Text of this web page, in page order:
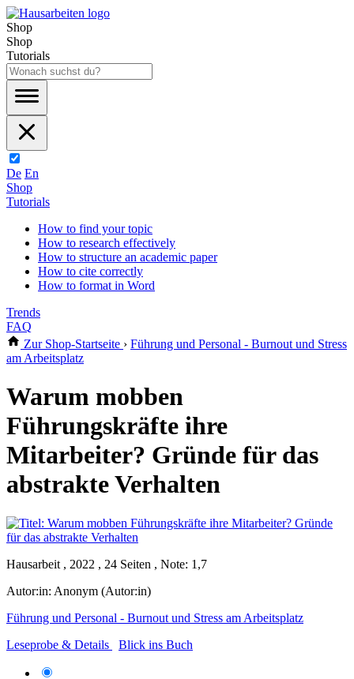
Shop
Shop
Tutorials
De En
Shop
Tutorials
How to find your topic
How to research effectively
How to structure an academic paper
How to cite correctly
How to format in Word
Trends
FAQ
Zur Shop-Startseite › Führung und Personal - Burnout und Stress
am Arbeitsplatz
Warum mobben
Führungskräfte ihre
Mitarbeiter? Gründe für das
abstrakte Verhalten
Hausarbeit , 2022 , 24 Seiten , Note: 1,7
Autor:in: Anonym (Autor:in)
Führung und Personal - Burnout und Stress am Arbeitsplatz
Leseprobe & Details
Blick ins Buch